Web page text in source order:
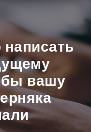
написать
вашу